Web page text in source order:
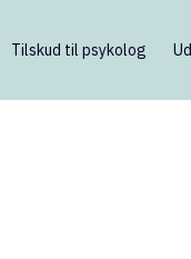
Tilskud til psykolog